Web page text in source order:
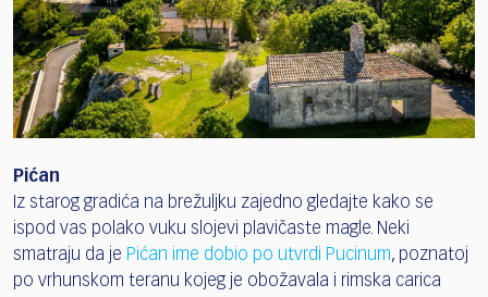
Pićan
Iz starog gradića na brežuljku zajedno gledajte kako se
ispod vas polako vuku slojevi plavičaste magle. Neki
smatraju da je Pićan ime dobio po utvrdi Pucinum, poznatoj
po vrhunskom teranu kojeg je obožavala i rimska carica